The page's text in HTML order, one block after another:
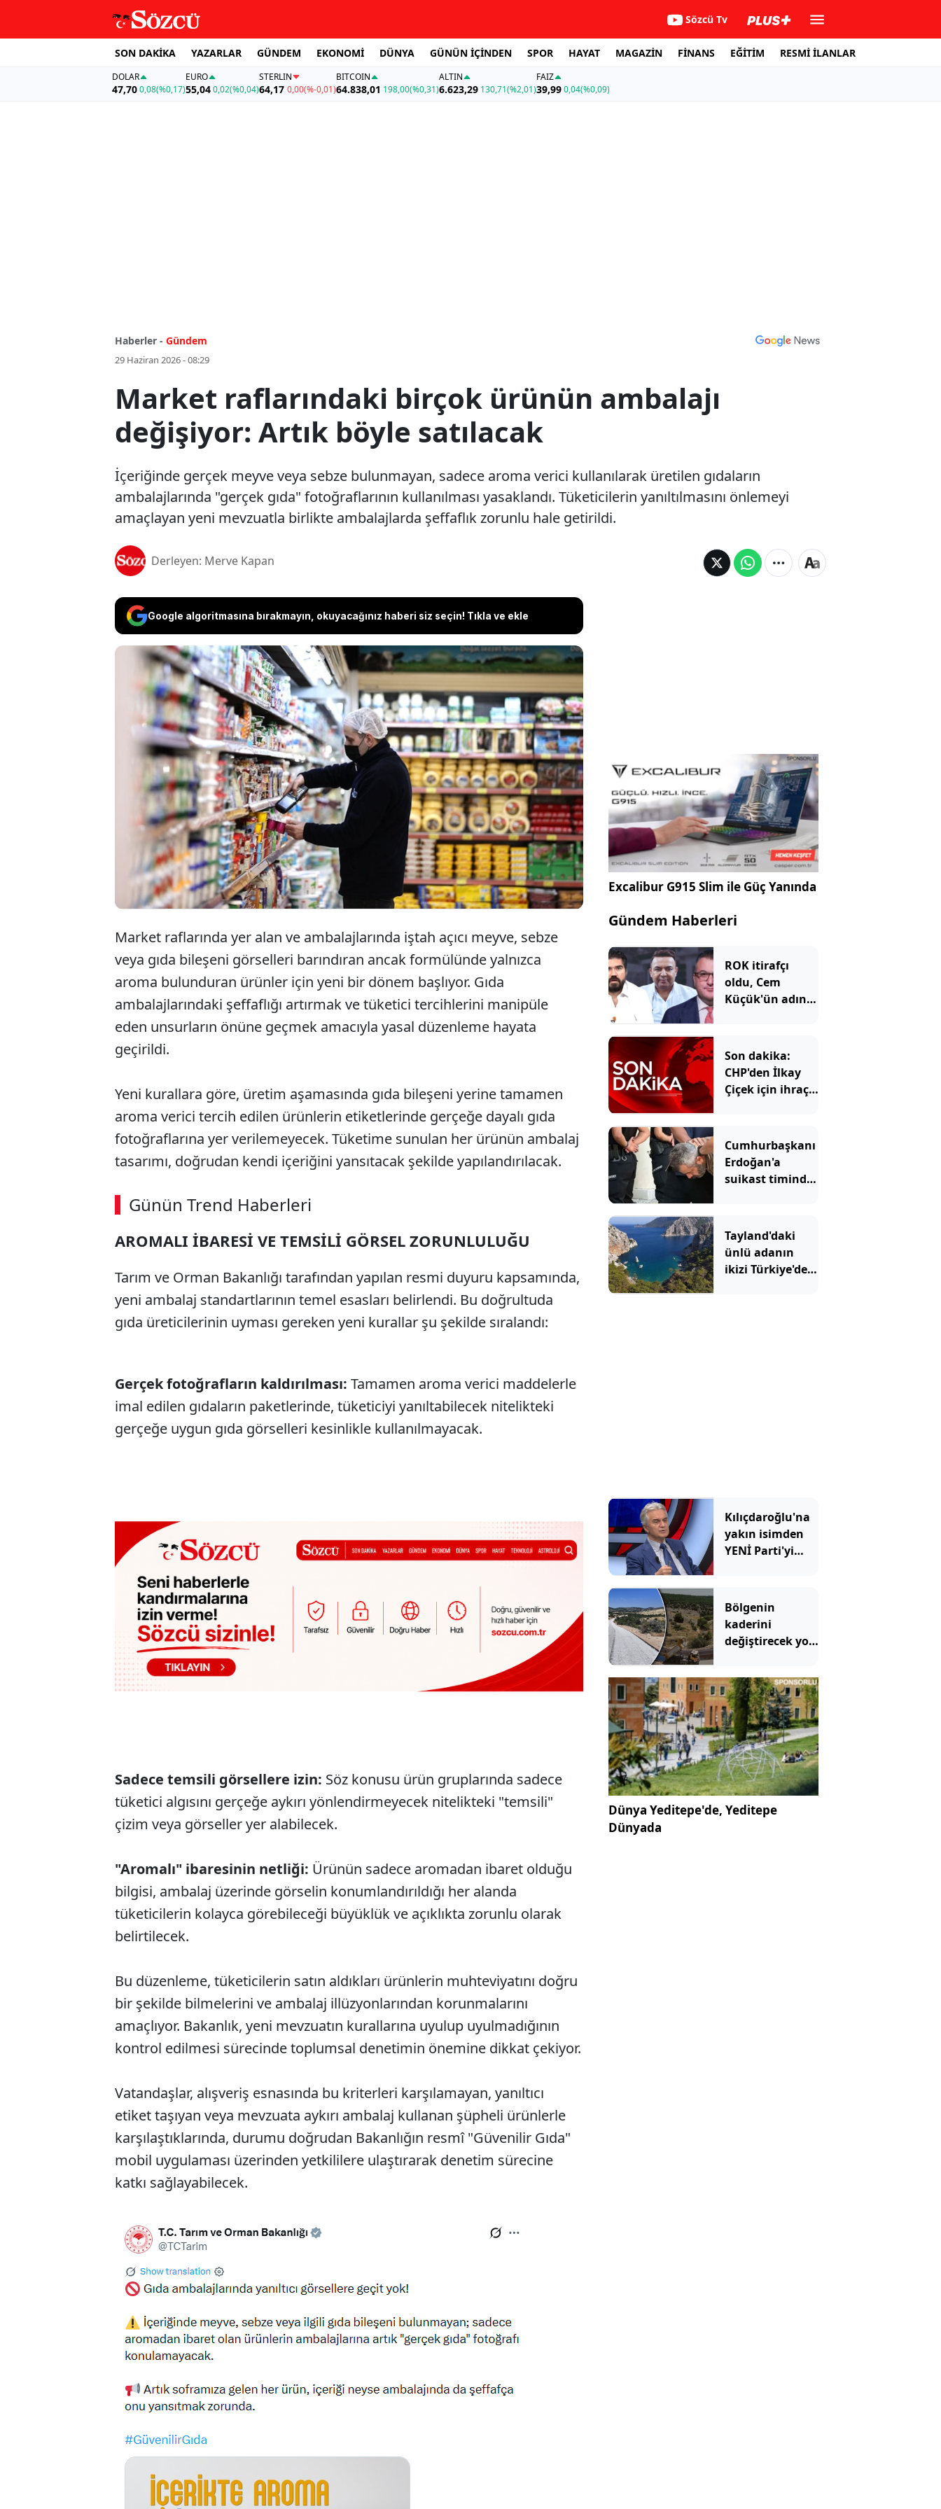
Sözcü Tv
SON DAKİKA YAZARLAR GÜNDEM EKONOMİ DÜNYA GÜNÜN İÇİNDEN SPOR HAYAT MAGAZİN FİNANS EĞİTİM RESMİ İLANLAR
DOLAR
47,700,08(%0,17)
EURO
55,04 0,02(%0,04)
STERLIN
64,17 0,00(%-0,01)
BITCOIN
64.838,01 198,00(%0,31)
ALTIN
6.623,29 130,71(%2,01)
FAİZ
39,990,04(%0,09)
Haberler - Gündem
29 Haziran 2026 - 08:29
Market raflarındaki birçok ürünün ambalajı
değişiyor: Artık böyle satılacak
İçeriğinde gerçek meyve veya sebze bulunmayan, sadece aroma verici kullanılarak üretilen gıdaların
ambalajlarında "gerçek gıda" fotoğraflarının kullanılması yasaklandı. Tüketicilerin yanıltılmasını önlemeyi
amaçlayan yeni mevzuatla birlikte ambalajlarda şeffaflık zorunlu hale getirildi.
Derleyen: Merve Kapan
Google algoritmasına bırakmayın, okuyacağınız haberi siz seçin! Tıkla ve ekle
İçeriğinde gerçek meyve veya sebze bulunmayan, sadece aroma
verici kullanılarak üretilen gıdaların ambalajlarında "gerçek gıda"
fotoğraflarının kullanılması yasaklandı. Tüketicilerin yanıltılmasını
önlemeyi amaçlayan yeni mevzuatla birlikte ambalajlarda şeffaflık
zorunlu hale getirildi.
Market raflarında yer alan ve ambalajlarında iştah açıcı meyve, sebze
veya gıda bileşeni görselleri barındıran ancak formülünde yalnızca
aroma bulunduran ürünler için yeni bir dönem başlıyor. Gıda
ambalajlarındaki şeffaflığı artırmak ve tüketici tercihlerini manipüle
eden unsurların önüne geçmek amacıyla yasal düzenleme hayata
geçirildi.
Yeni kurallara göre, üretim aşamasında gıda bileşeni yerine tamamen
aroma verici tercih edilen ürünlerin etiketlerinde gerçeğe dayalı gıda
fotoğraflarına yer verilemeyecek. Tüketime sunulan her ürünün ambalaj
tasarımı, doğrudan kendi içeriğini yansıtacak şekilde yapılandırılacak.
Günün Trend Haberleri
AROMALI İBARESİ VE TEMSİLİ GÖRSEL ZORUNLULUĞU
Tarım ve Orman Bakanlığı tarafından yapılan resmi duyuru kapsamında,
yeni ambalaj standartlarının temel esasları belirlendi. Bu doğrultuda
gıda üreticilerinin uyması gereken yeni kurallar şu şekilde sıralandı:
Gerçek fotoğrafların kaldırılması: Tamamen aroma verici maddelerle
imal edilen gıdaların paketlerinde, tüketiciyi yanıltabilecek nitelikteki
gerçeğe uygun gıda görselleri kesinlikle kullanılmayacak.
Sadece temsili görsellere izin: Söz konusu ürün gruplarında sadece
tüketici algısını gerçeğe aykırı yönlendirmeyecek nitelikteki "temsili"
çizim veya görseller yer alabilecek.
"Aromalı" ibaresinin netliği: Ürünün sadece aromadan ibaret olduğu
bilgisi, ambalaj üzerinde görselin konumlandırıldığı her alanda
tüketicilerin kolayca görebileceği büyüklük ve açıklıkta zorunlu olarak
belirtilecek.
Bu düzenleme, tüketicilerin satın aldıkları ürünlerin muhteviyatını doğru
bir şekilde bilmelerini ve ambalaj illüzyonlarından korunmalarını
amaçlıyor. Bakanlık, yeni mevzuatın kurallarına uyulup uyulmadığının
kontrol edilmesi sürecinde toplumsal denetimin önemine dikkat çekiyor.
Vatandaşlar, alışveriş esnasında bu kriterleri karşılamayan, yanıltıcı
etiket taşıyan veya mevzuata aykırı ambalaj kullanan şüpheli ürünlerle
karşılaştıklarında, durumu doğrudan Bakanlığın resmî "Güvenilir Gıda"
mobil uygulaması üzerinden yetkililere ulaştırarak denetim sürecine
katkı sağlayabilecek.
Excalibur G915 Slim ile Güç Yanında
Gündem Haberleri
ROK itirafçı
oldu, Cem
Küçük'ün adını
Son dakika:
CHP'den İlkay
Çiçek için ihraç
Cumhurbaşkanı
Erdoğan'a
suikast timinde
ablası da
gözaltına alındı
Tayland'daki
ünlü adanın
ikizi Türkiye'de
Kılıçdaroğlu'na
yakın isimden
YENİ Parti'yi
Bölgenin
kaderini
değiştirecek yol
ilçeyi birbirine
bağlıyor
Dünya Yeditepe'de, Yeditepe
Dünyada